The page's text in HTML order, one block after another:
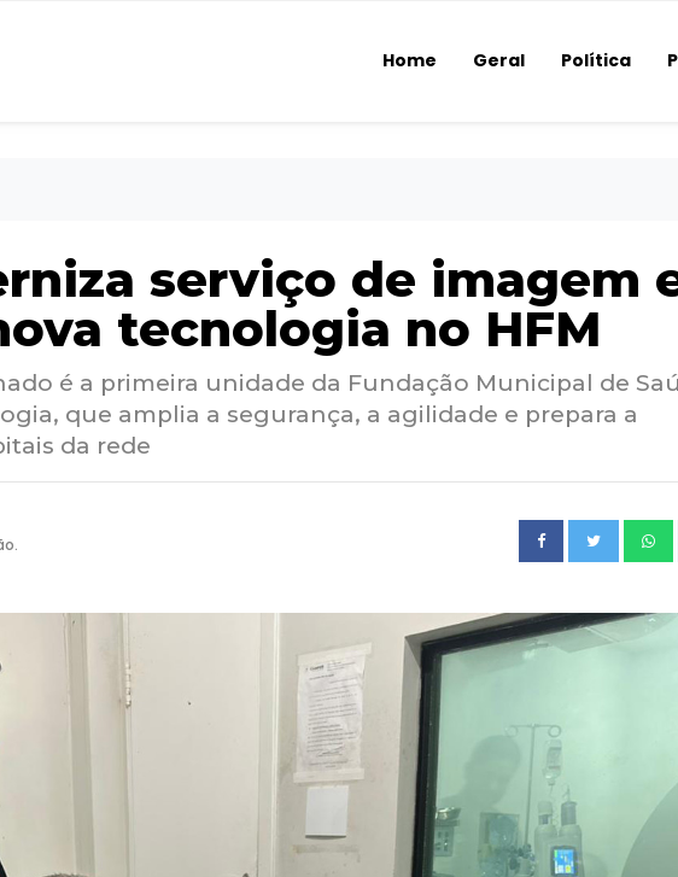
Home Geral Política
serviço de imagem
tecnologia no HFM
é a primeira unidade da Fundação Municipal de
que amplia a segurança, a agilidade e prepara a
da rede